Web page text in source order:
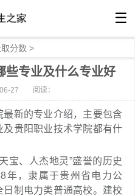
☰
取分数 >
些专业及什么专业好
27 阅读：
新的专业介绍，主要包含
贵阳职业技术学院都有什
宝、人杰地灵”盛誉的历史
年，隶属于贵州省电力公
制电力类普通高校。建校